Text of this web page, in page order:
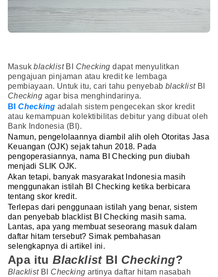
MasukblacklistBI Checking dapat menyulitkan
pengajuan pinjaman atau kredit ke lembaga
pembiayaan. Untuk itu, cari tahu penyebab blacklistBI
Checking agar bisa menghindarinya.
BIChecking adalah sistem pengecekan skor kredit
atau kemampuan kolektibilitas debitur yang dibuat oleh
Bank Indonesia (BI).
Namun, pengelolaannya diambil alih oleh Otoritas Jasa
Keuangan (OJK) sejak tahun 2018. Pada
pengoperasiannya, nama BI Checking pun diubah
menjadi SLIK OJK.
Akan tetapi, banyak masyarakat Indonesia masih
menggunakan istilah BI Checking ketika berbicara
tentang skor kredit.
Terlepas dari penggunaan istilah yang benar, sistem
dan penyebab blacklist BI Checking masih sama.
Lantas, apa yang membuat seseorang masuk dalam
daftar hitam tersebut? Simak pembahasan
selengkapnya di artikel ini.
Apa ituBlacklistBI Checking?
BlacklistBI Checking artinya daftar hitam nasabah